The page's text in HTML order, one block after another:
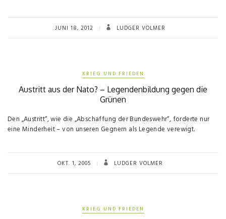
JUNI 18, 2012 LUDGER VOLMER
KRIEG UND FRIEDEN
Austritt aus der Nato? – Legendenbildung gegen die
Grünen
Den „Austritt“, wie die „Abschaffung der Bundeswehr“, forderte nur
eine Minderheit – von unseren Gegnern als Legende verewigt.
OKT. 1, 2005 LUDGER VOLMER
KRIEG UND FRIEDEN